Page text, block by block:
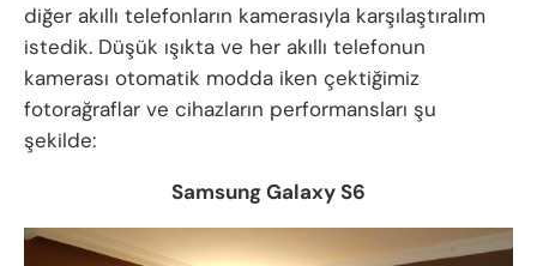
diğer akıllı telefonların kamerasıyla karşılaştıralım
istedik. Düşük ışıkta ve her akıllı telefonun
kamerası otomatik modda iken çektiğimiz
fotorağraflar ve cihazların performansları şu
şekilde:
Samsung Galaxy S6